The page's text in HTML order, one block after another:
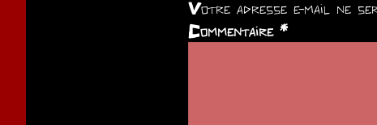
Votre adresse e-mail ne
Commentaire *